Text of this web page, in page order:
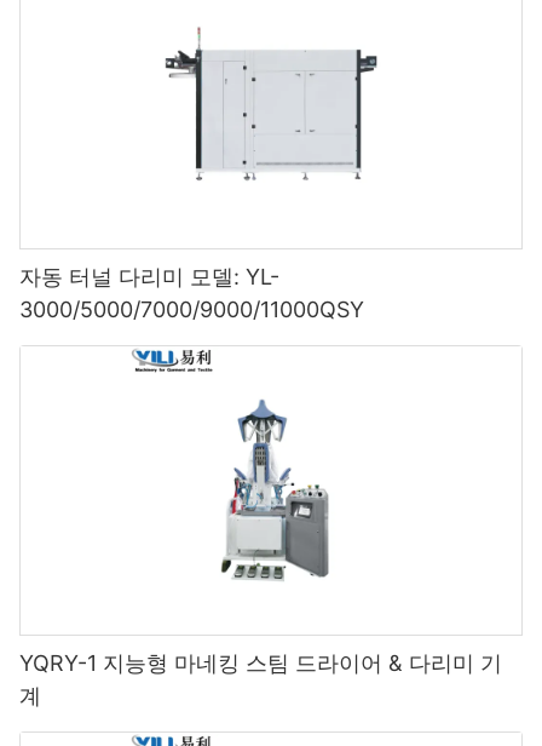
자동 터널 다리미 모델: YL-
3000/5000/7000/9000/11000QSY
YQRY-1 지능형 마네킹 스팀 드라이어 & 다리미 기
계